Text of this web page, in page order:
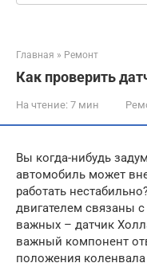
Главная » Ремонт
Как проверить
На чтение: 7 мин
Вы когда-нибудь
автомобиль может
работать
двигателем связаны
важных – датчик
важный компонент
положения